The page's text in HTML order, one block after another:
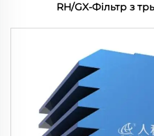
RH/GX-Фільтр з